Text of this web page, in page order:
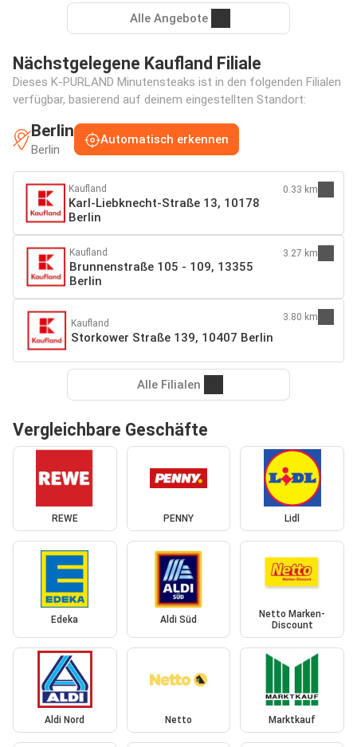
Alle Angebote
Nächstgelegene Kaufland Filiale
Dieses K-PURLAND Minutensteaks ist in den folgenden Filialen
verfügbar, basierend auf deinem eingestellten Standort:
Berlin
Berlin
Automatisch erkennen
Kaufland
Karl-Liebknecht-Straße 13, 10178
Berlin
0.33 km
Kaufland
Brunnenstraße 105 - 109, 13355
Berlin
3.27 km
Kaufland
Storkower Straße 139, 10407 Berlin
3.80 km
Alle Filialen
Vergleichbare Geschäfte
REWE PENNY Lidl
Edeka Aldi Süd
Netto Marken-
Discount
Aldi Nord Netto Marktkauf